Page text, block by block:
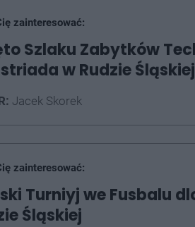
zainteresować:
Szlaku Zabytków
w Rudzie Śląskiej
Jacek Skorek
zainteresować:
Turniyj we Fusbalu
Śląskiej